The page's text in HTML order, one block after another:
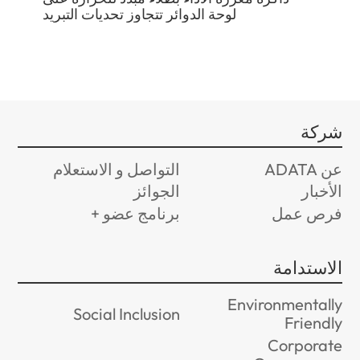
لوحة الدوائر تتجاوز تحديات التبريد
شركة
عن ADATA
التواصل و الاستعلام
الأخبار
الجوائز
فرص عمل
برنامج عضو +
الاستدامة
Environmentally
Friendly
Social Inclusion
Corporate